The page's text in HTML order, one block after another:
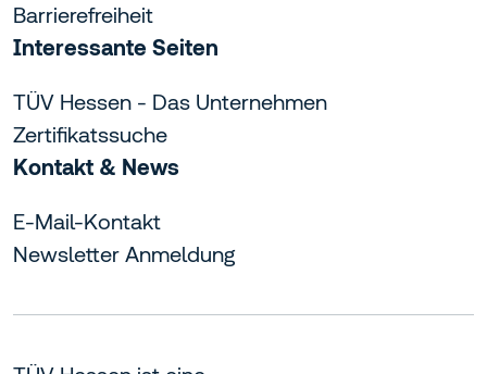
Barrierefreiheit
Interessante Seiten
TÜV Hessen - Das Unternehmen
Zertifikatssuche
Kontakt & News
E-Mail-Kontakt
Newsletter Anmeldung